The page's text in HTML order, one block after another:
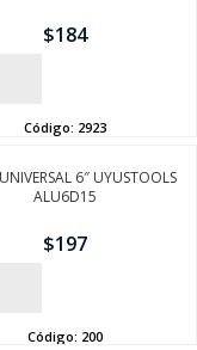
$184
Código: 2923
6″ UYUSTOOLS
ALU6D15
$197
Código: 200